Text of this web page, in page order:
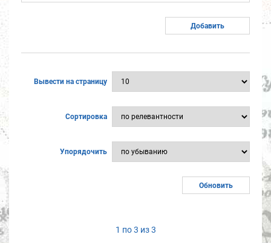
Вывести на страницу
Сортировка
Упорядочить
1 по 3 из 3